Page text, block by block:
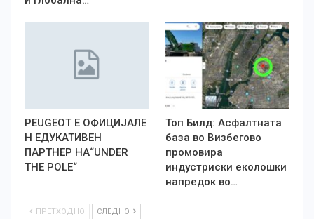
PEUGEOT Е OФИЦИЈАЛЕ
Н ЕДУКАТИВЕН
ПАРТНЕР НА“UNDER
THE POLE“
Топ Билд: Асфалтната
база во Визбегово
промовира
индустриски еколошки
напредок во…
ПРЕТХОДНО СЛЕДНО